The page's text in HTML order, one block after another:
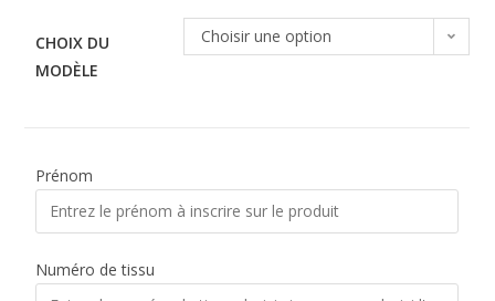
CHOIX DU
MODÈLE
Choisir une option
Prénom
Numéro de tissu